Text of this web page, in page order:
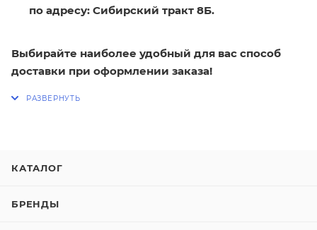
по адресу: Сибирский тракт 8Б.
Выбирайте наиболее удобный для вас способ
доставки при оформлении заказа!
КАТАЛОГ
БРЕНДЫ